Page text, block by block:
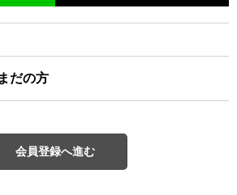
だの方
会員登録へ進む